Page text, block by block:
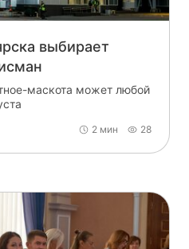
выбирает
маскота может любой
2 мин 28